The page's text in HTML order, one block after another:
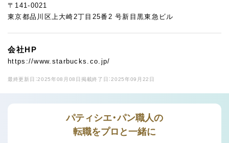
〒141-0021
東京都品川区上大崎2丁目25番2 号新目黒東急ビル
会社HP
https://www.starbucks.co.jp/
最終更新日：2025年08月08日 掲載終了日：2025年09月22日
パティシエ・パン職人の
転職をプロと一緒に